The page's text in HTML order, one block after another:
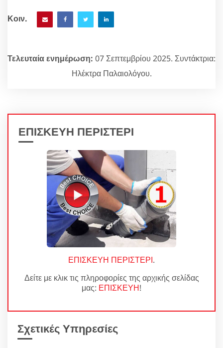
Κοιν.
Τελευταία ενημέρωση: 07 Σεπτεμβρίου 2025. Συντάκτρια:
Ηλέκτρα Παλαιολόγου.
ΕΠΙΣΚΕΥΗ ΠΕΡΙΣΤΕΡΙ
ΕΠΙΣΚΕΥΗ ΠΕΡΙΣΤΕΡΙ.
Δείτε με κλικ τις πληροφορίες της αρχικής σελίδας
μας: ΕΠΙΣΚΕΥΗ!
Σχετικές Υπηρεσίες